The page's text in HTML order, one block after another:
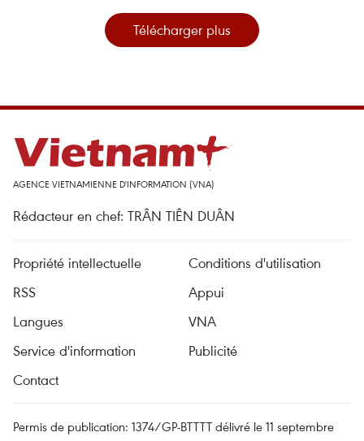
Télécharger plus
AGENCE VIETNAMIENNE D'INFORMATION (VNA)
Rédacteur en chef: TRÂN TIÊN DUÂN
Propriété intellectuelle
Conditions d'utilisation
RSS
Appui
Langues
VNA
Service d'information
Publicité
Contact
Permis de publication: 1374/GP-BTTTT délivré le 11 septembre